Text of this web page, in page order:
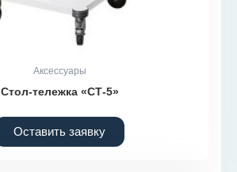
Аксессуары
Стол-тележка «СТ-5»
Оставить заявку